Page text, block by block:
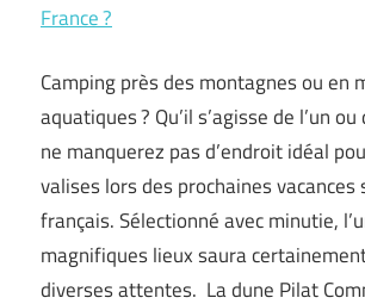
France ?
Camping près des montagnes ou en
aquatiques ? Qu’il s’agisse de l’un
ne manquerez pas d’endroit idéal
valises lors des prochaines vacances
français. Sélectionné avec minutie,
magnifiques lieux saura
diverses attentes. La dune Pilat